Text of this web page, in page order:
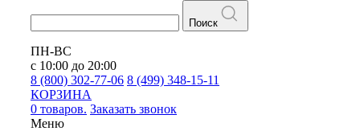
Поиск
ПН-ВС
с 10:00 до 20:00
8 (800) 302-77-06 8 (499) 348-15-11
КОРЗИНА
0 товаров. Заказать звонок
Меню